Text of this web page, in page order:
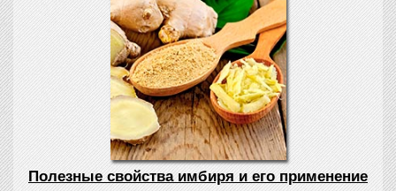
Полезные свойства имбиря и его применение